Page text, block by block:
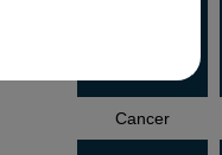
Cancer